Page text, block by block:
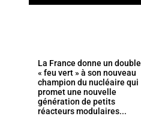
La France donne un double
« feu vert » à son nouveau
champion du nucléaire qui
promet une nouvelle
génération de petits
réacteurs modulaires...